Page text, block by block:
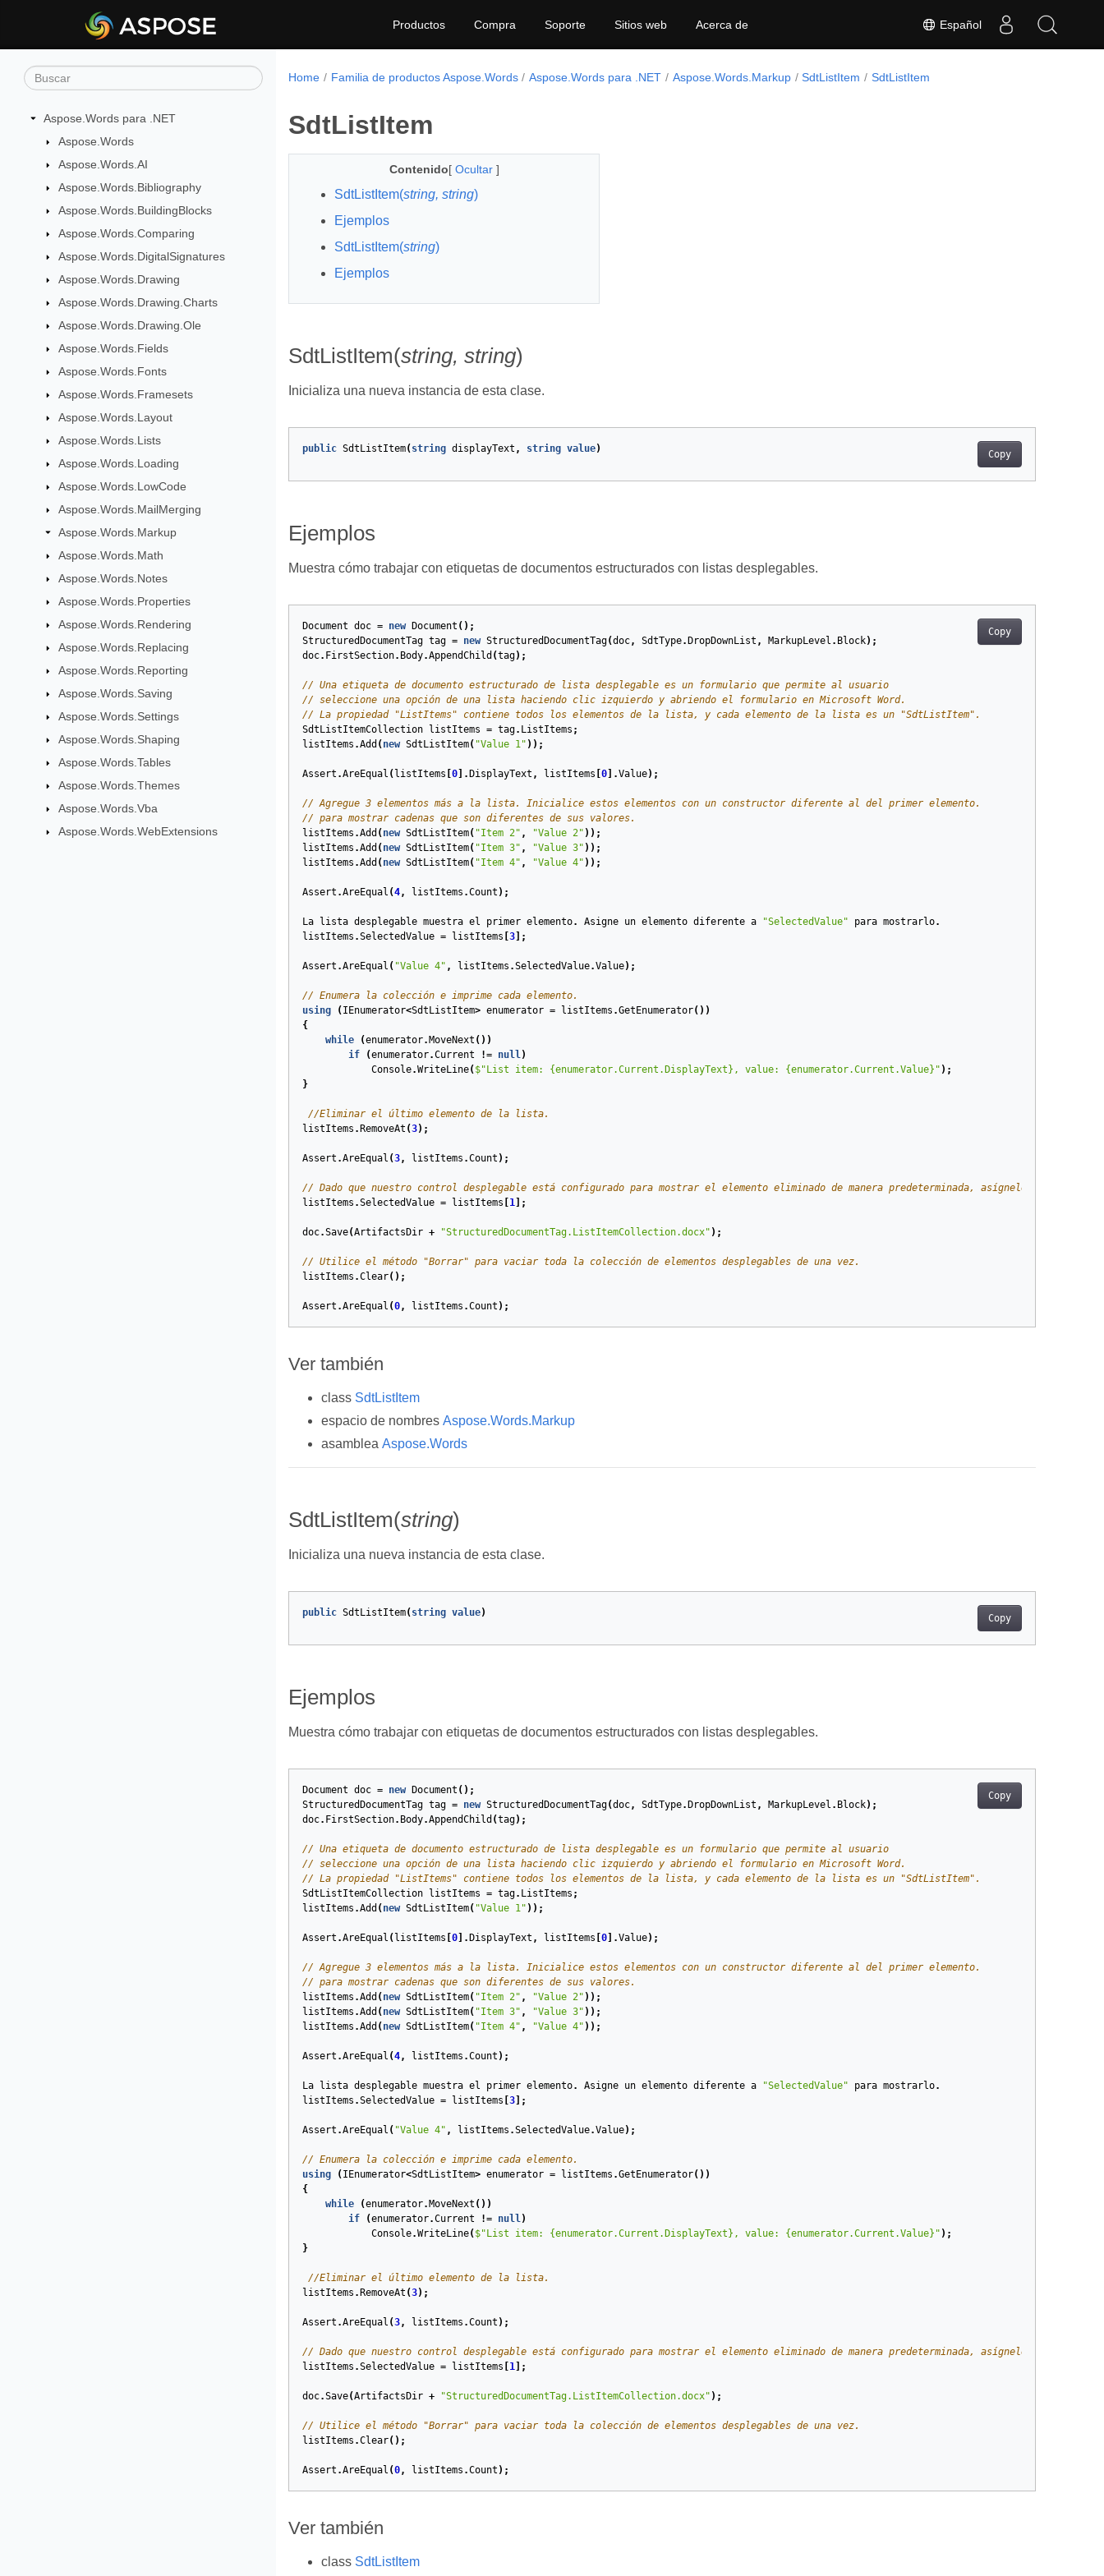
Español
Productos Compra Soporte Sitios web Acerca de
Aspose.Words para .NET
Aspose.Words
Aspose.Words.AI
Aspose.Words.Bibliography
Aspose.Words.BuildingBlocks
Aspose.Words.Comparing
Aspose.Words.DigitalSignatures
Aspose.Words.Drawing
Aspose.Words.Drawing.Charts
Aspose.Words.Drawing.Ole
Aspose.Words.Fields
Aspose.Words.Fonts
Aspose.Words.Framesets
Aspose.Words.Layout
Aspose.Words.Lists
Aspose.Words.Loading
Aspose.Words.LowCode
Aspose.Words.MailMerging
Aspose.Words.Markup
Aspose.Words.Math
Aspose.Words.Notes
Aspose.Words.Properties
Aspose.Words.Rendering
Aspose.Words.Replacing
Aspose.Words.Reporting
Aspose.Words.Saving
Aspose.Words.Settings
Aspose.Words.Shaping
Aspose.Words.Tables
Aspose.Words.Themes
Aspose.Words.Vba
Aspose.Words.WebExtensions
Home Familia de productos Aspose.Words Aspose.Words para .NET Aspose.Words.Markup SdtListItem SdtListItem
SdtListItem
Contenido[ Ocultar ]
SdtListItem(string, string)
Ejemplos
SdtListItem(string)
Ejemplos
SdtListItem(string, string)
Inicializa una nueva instancia de esta clase.
Copy
public SdtListItem( string displayText , string value)
Ejemplos
Muestra cómo trabajar con etiquetas de documentos estructurados con listas desplegables.
Copy
Document doc = new Document ();
StructuredDocumentTag tag = new StructuredDocumentTag(doc, SdtType. DropDownList , MarkupLevel . Block);
doc. FirstSection. Body.AppendChild (tag);
// Una etiqueta de documento estructurado de lista desplegable es un formulario que permite al usuario
// seleccione una opción de una lista haciendo clic izquierdo y abriendo el formulario en Microsoft Word.
// La propiedad "ListItems" contiene todos los elementos de la lista, y cada elemento de la lista es un "SdtListItem".
SdtListItemCollection
listItems = tag. ListItems ;
listItems .Add ( new SdtListItem( "Value 1" ));
Assert .AreEqual ( listItems 0 ]. DisplayText , listItems 0 ].Value);
// Agregue 3 elementos más a la lista. Inicialice estos elementos con un constructor diferente al del primer elemento.
// para mostrar cadenas que son diferentes de sus valores.
listItems .Add ( new SdtListItem( "Item 2" , "Value 2" ));
listItems .Add ( new SdtListItem( "Item 3" , "Value 3" ));
listItems .Add ( new SdtListItem( "Item 4" , "Value 4" ));
Assert .AreEqual (4, listItems .Count );
La lista desplegable muestra el primer elemento. Asigne un elemento diferente a "SelectedValue" para mostrarlo.
listItems .SelectedValue = listItems 3 ];
Assert .AreEqual ( "Value 4" , listItems .SelectedValue.Value);
// Enumera la colección e imprime cada elemento.
using
( IEnumerator<SdtListItem> enumerator = listItems .GetEnumerator())
{
while
(enumerator. MoveNext ())
if
(enumerator.Current != null)
Console.WriteLine( $"List item: {enumerator.Current.DisplayText}, value: {enumerator.Current.Value}" );
}
//Eliminar el último elemento de la lista.
listItems . RemoveAt (3);
Assert .AreEqual (3, listItems .Count );
// Dado que nuestro control desplegable está configurado para mostrar el elemento eliminado de manera predeterminada, asígnele un
listItems .SelectedValue = listItems 1 ];
doc.Save(ArtifactsDir + "StructuredDocumentTag.ListItemCollection.docx" );
// Utilice el método "Borrar" para vaciar toda la colección de elementos desplegables de una vez.
listItems .Clear();
Assert .AreEqual (0, listItems .Count );
Ver también
class SdtListItem
espacio de nombres Aspose.Words.Markup
asamblea Aspose.Words
SdtListItem(string)
Inicializa una nueva instancia de esta clase.
Copy
public SdtListItem( string value)
Ejemplos
Muestra cómo trabajar con etiquetas de documentos estructurados con listas desplegables.
Copy
Document doc = new Document ();
StructuredDocumentTag tag = new StructuredDocumentTag(doc, SdtType. DropDownList , MarkupLevel . Block);
doc. FirstSection. Body.AppendChild (tag);
// Una etiqueta de documento estructurado de lista desplegable es un formulario que permite al usuario
// seleccione una opción de una lista haciendo clic izquierdo y abriendo el formulario en Microsoft Word.
// La propiedad "ListItems" contiene todos los elementos de la lista, y cada elemento de la lista es un "SdtListItem".
SdtListItemCollection
listItems = tag. ListItems ;
listItems .Add ( new SdtListItem( "Value 1" ));
Assert .AreEqual ( listItems 0 ]. DisplayText , listItems 0 ].Value);
// Agregue 3 elementos más a la lista. Inicialice estos elementos con un constructor diferente al del primer elemento.
// para mostrar cadenas que son diferentes de sus valores.
listItems .Add ( new SdtListItem( "Item 2" , "Value 2" ));
listItems .Add ( new SdtListItem( "Item 3" , "Value 3" ));
listItems .Add ( new SdtListItem( "Item 4" , "Value 4" ));
Assert .AreEqual (4, listItems .Count );
La lista desplegable muestra el primer elemento. Asigne un elemento diferente a "SelectedValue" para mostrarlo.
listItems .SelectedValue = listItems 3 ];
Assert .AreEqual ( "Value 4" , listItems .SelectedValue.Value);
// Enumera la colección e imprime cada elemento.
using
( IEnumerator<SdtListItem> enumerator = listItems .GetEnumerator())
{
while
(enumerator. MoveNext ())
if
(enumerator.Current != null)
Console.WriteLine( $"List item: {enumerator.Current.DisplayText}, value: {enumerator.Current.Value}" );
}
//Eliminar el último elemento de la lista.
listItems . RemoveAt (3);
Assert .AreEqual (3, listItems .Count );
// Dado que nuestro control desplegable está configurado para mostrar el elemento eliminado de manera predeterminada, asígnele un
listItems .SelectedValue = listItems 1 ];
doc.Save(ArtifactsDir + "StructuredDocumentTag.ListItemCollection.docx" );
// Utilice el método "Borrar" para vaciar toda la colección de elementos desplegables de una vez.
listItems .Clear();
Assert .AreEqual (0, listItems .Count );
Ver también
class SdtListItem